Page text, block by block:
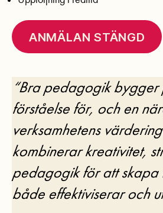
ANMÄLAN STÄNGD
“Bra pedagogik bygger
förståelse för, och en
verksamhetens
kombinerar kreativitet,
pedagogik för att skapa
både effektiviserar och